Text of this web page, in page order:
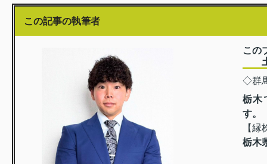
この記事の執筆者
この
土
◇群
栃木
す。
【
栃木